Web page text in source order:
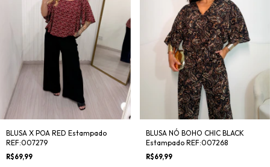
BLUSA X POA RED Estampado
REF:007279
R$69,99
BLUSA NÓ BOHO CHIC BLACK
Estampado REF:007268
R$69,99